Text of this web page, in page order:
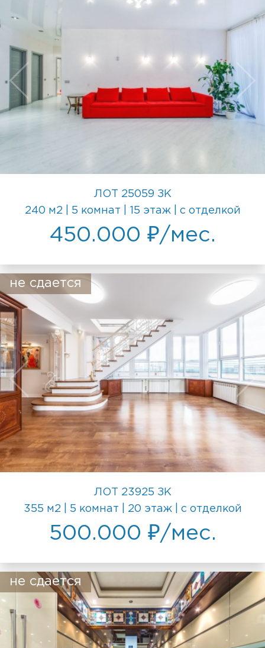
ЛОТ 25059 ЗК
240 м2 | 5 комнат | 15 этаж | с отделкой
450.000 ₽/мес.
не сдается
ЛОТ 23925 ЗК
355 м2 | 5 комнат | 20 этаж | с отделкой
500.000 ₽/мес.
не сдается